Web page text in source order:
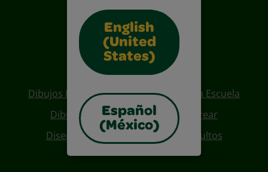
English
(United
States)
Español
(México)
Also of Interest
Dibujos Para Colorear De Regreso A La Escuela
Dibujos De Personajes Para Colorear
Diseños Para Coloreables Para Adultos